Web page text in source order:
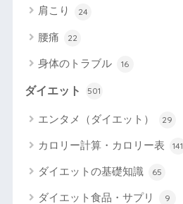
肩こり 24
腰痛 22
身体のトラブル 16
ダイエット 501
エンタメ（ダイエット） 29
カロリー計算・カロリー表 141
ダイエットの基礎知識 65
ダイエット食品・サプリ 9